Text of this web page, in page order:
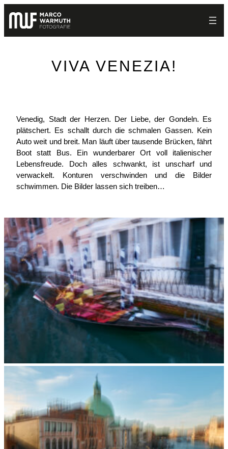
Zum
Inhalt
springen
VIVA VENEZIA!
Venedig, Stadt der Herzen. Der Liebe, der Gondeln. Es
plätschert. Es schallt durch die schmalen Gassen. Kein
Auto weit und breit. Man läuft über tausende Brücken, fährt
Boot statt Bus. Ein wunderbarer Ort voll italienischer
Lebensfreude. Doch alles schwankt, ist unscharf und
verwackelt. Konturen verschwinden und die Bilder
schwimmen. Die Bilder lassen sich treiben…